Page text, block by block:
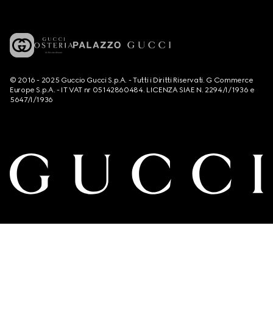
© 2016 - 2025 Guccio Gucci S.p.A. - Tutti i Diritti Riservati. G Commerce
Europe S.p.A. - IT VAT nr 05142860484. LICENZA SIAE N. 2294/I/1936 e
5647/I/1936